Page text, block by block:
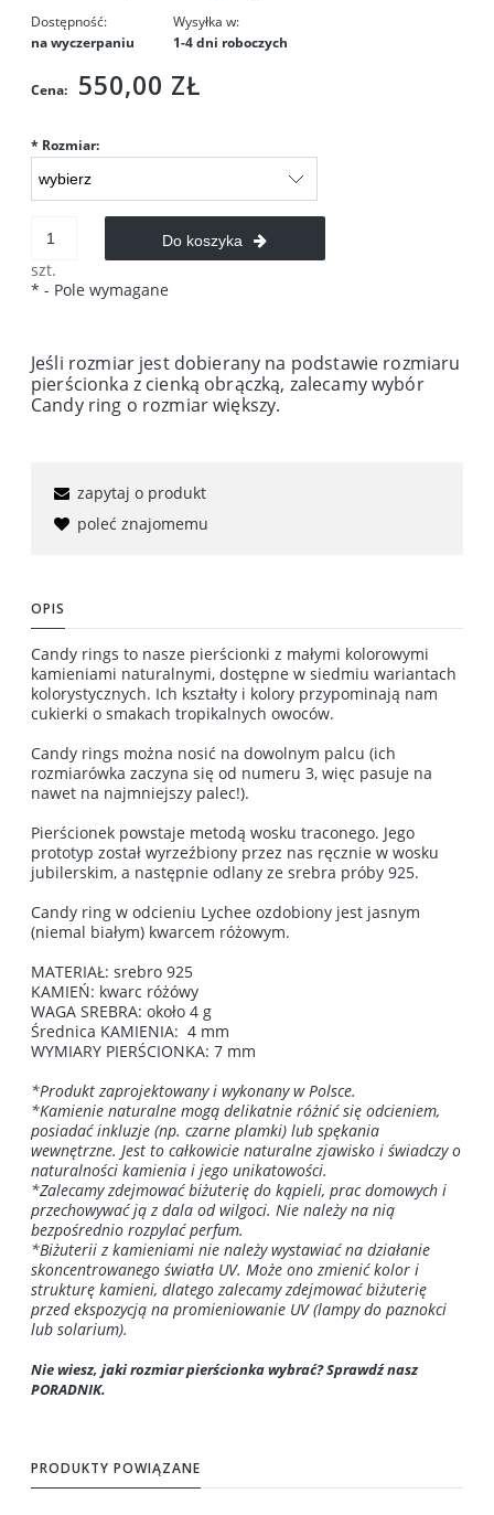
Dostępność:
na wyczerpaniu
Wysyłka w:
1-4 dni roboczych
Cena: 550,00 ZŁ
* Rozmiar:
szt.
Do koszyka
* - Pole wymagane
Jeśli rozmiar jest dobierany na podstawie rozmiaru
pierścionka z cienką obrączką, zalecamy wybór
Candy ring o rozmiar większy.
zapytaj o produkt
poleć znajomemu
OPIS
Candy rings to nasze pierścionki z małymi kolorowymi
kamieniami naturalnymi, dostępne w siedmiu wariantach
kolorystycznych. Ich kształty i kolory przypominają nam
cukierki o smakach tropikalnych owoców.
Candy rings można nosić na dowolnym palcu (ich
rozmiarówka zaczyna się od numeru 3, więc pasuje na
nawet na najmniejszy palec!).
Pierścionek powstaje metodą wosku traconego. Jego
prototyp został wyrzeźbiony przez nas ręcznie w wosku
jubilerskim, a następnie odlany ze srebra próby 925.
Candy ring w odcieniu Lychee ozdobiony jest jasnym
(niemal białym) kwarcem różowym.
MATERIAŁ: srebro 925
KAMIEŃ: kwarc różówy
WAGA SREBRA: około 4 g
Średnica KAMIENIA: 4 mm
WYMIARY PIERŚCIONKA: 7 mm
*Produkt zaprojektowany i wykonany w Polsce.
*Kamienie naturalne mogą delikatnie różnić się odcieniem,
posiadać inkluzje (np. czarne plamki) lub spękania
wewnętrzne. Jest to całkowicie naturalne zjawisko i świadczy o
naturalności kamienia i jego unikatowości.
*Zalecamy zdejmować biżuterię do kąpieli, prac domowych i
przechowywać ją z dala od wilgoci. Nie należy na nią
bezpośrednio rozpylać perfum.
*Biżuterii z kamieniami nie należy wystawiać na działanie
skoncentrowanego światła UV. Może ono zmienić kolor i
strukturę kamieni, dlatego zalecamy zdejmować biżuterię
przed ekspozycją na promieniowanie UV (lampy do paznokci
lub solarium).
Nie wiesz, jaki rozmiar pierścionka wybrać? Sprawdź nasz
PORADNIK.
PRODUKTY POWIĄZANE